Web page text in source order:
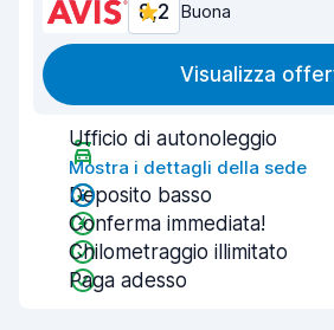
8,2 Buona
Visualizza
Ufficio di autonoleggio
Mostra i dettagli della sede
Deposito basso
Conferma immediata!
Chilometraggio illimitato
Paga adesso